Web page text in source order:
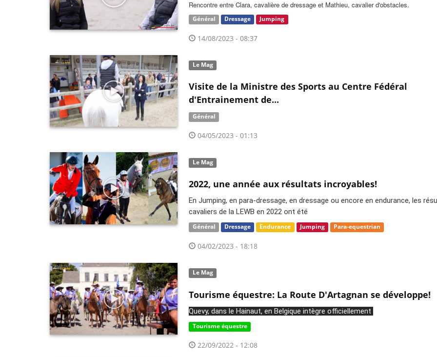
Rencontre entre Clara, cavalière de dressage et Mathieu, cavalier d'obstacles.
Général Dressage Jumping
14/08/2023 - 08:37
Le Mag
Visite de la Ministre des Sports au Centre Fédéral
d'Entrainement de...
Général
04/05/2023 - 01:13
Le Mag
2022, une année aux résultats incroyables!
En Jumping, en para-dressage, en dressage ou encore en endurance, les
cavaliers de la LEWB en 2022 ont été
Général Dressage Endurance Jumping Para-equestrian
04/02/2023 - 18:18
Le Mag
Tourisme équestre: La Route D'Artagnan se développe!
Quevy, dans le Hainaut, en Belgique intègre officiellement
Tourisme équestre
22/09/2022 - 12:08